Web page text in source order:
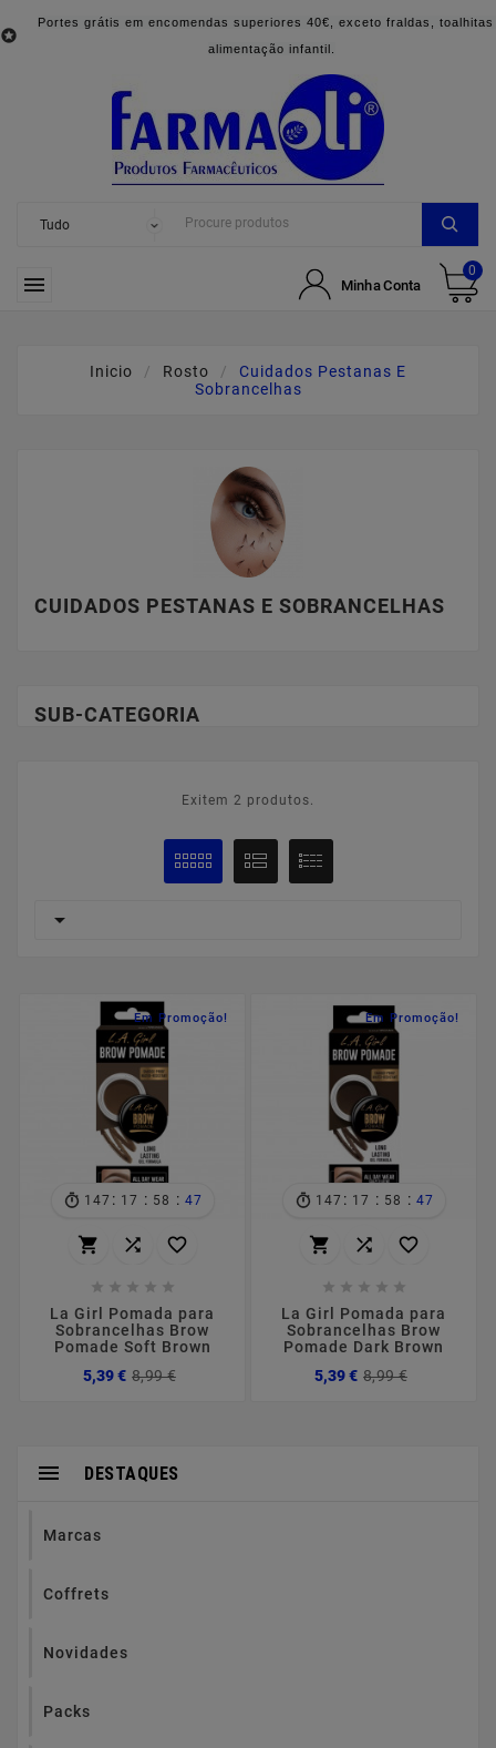

Portes grátis em encomendas superiores 40€, exceto fraldas, toalhitas
alimentação infantil.
 Minha Conta
0
Inicio Rosto
Cuidados Pestanas E
Sobrancelhas
CUIDADOS PESTANAS E SOBRANCELHAS
SUB-CATEGORIA
Exitem 2 produtos.

Em Promoção!
147 : 17 : 58 : 47
  
    
La Girl Pomada para
Sobrancelhas Brow
Pomade Soft Brown
5,39 € 8,99 €
Em Promoção!
147 : 17 : 58 : 47
  
    
La Girl Pomada para
Sobrancelhas Brow
Pomade Dark Brown
5,39 € 8,99 €
DESTAQUES

Marcas
Coffrets
Novidades
Packs